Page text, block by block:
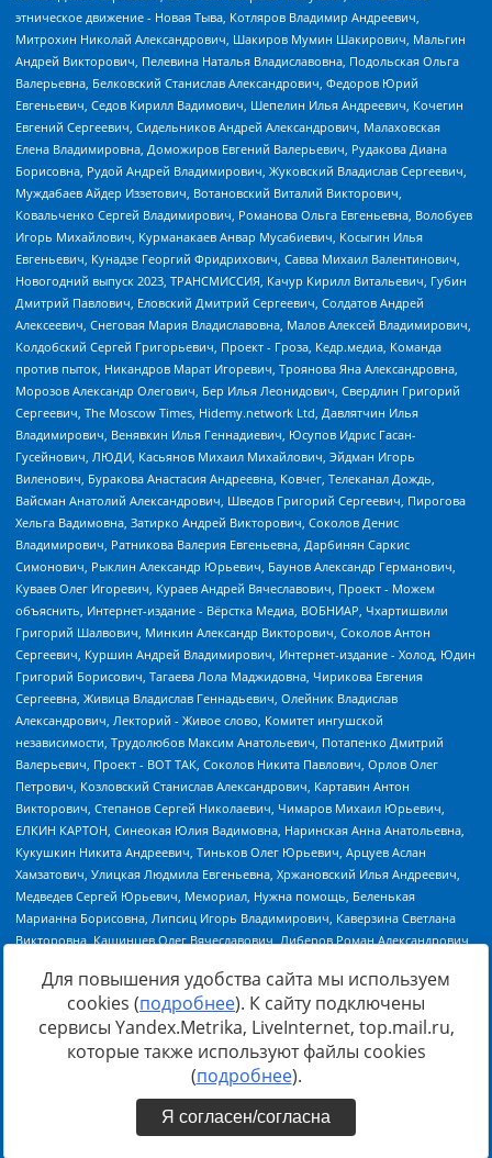
Источник:https://minjust.gov.ru/uploaded/files/reestr-
inostrannyih-agentov-22-03-2024.pdfданные на22.03.2024
Для повышения удобства сайта мы используем
cookies (подробнее). К сайту подключены
сервисы Yandex.Metrika, LiveInternet, top.mail.ru,
которые также используют файлы cookies
(подробнее).
Я согласен/согласна